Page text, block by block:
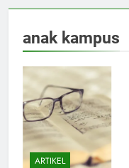
anak kampus
ARTIKEL